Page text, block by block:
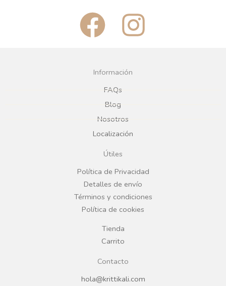
F
a
c
e
b
o
o
k
I
n
g
r
a
Información
FAQs
Blog
Nosotros
Localización
Útiles
Política de Privacidad
Detalles de envío
Términos y condiciones
Política de cookies
Tienda
Carrito
Contacto
hola@krittikali.com